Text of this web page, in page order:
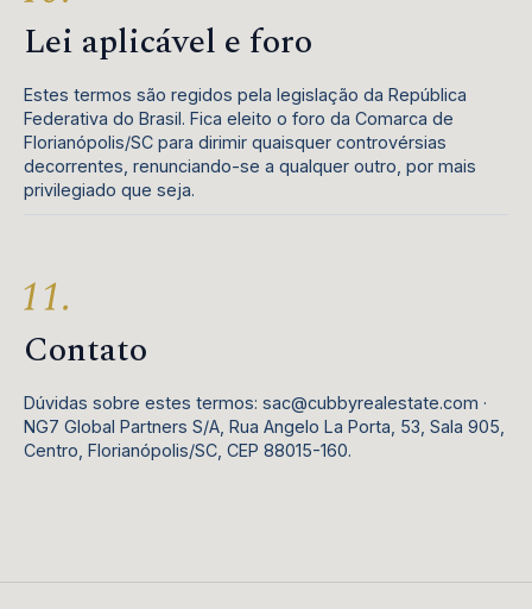
Lei aplicável e foro
Estes termos são regidos pela legislação da República
Federativa do Brasil. Fica eleito o foro da Comarca de
Florianópolis/SC para dirimir quaisquer controvérsias
decorrentes, renunciando-se a qualquer outro, por mais
privilegiado que seja.
Contato
Dúvidas sobre estes termos: sac@cubbyrealestate.com ·
NG7 Global Partners S/A, Rua Angelo La Porta, 53, Sala 905,
Centro, Florianópolis/SC, CEP 88015-160.